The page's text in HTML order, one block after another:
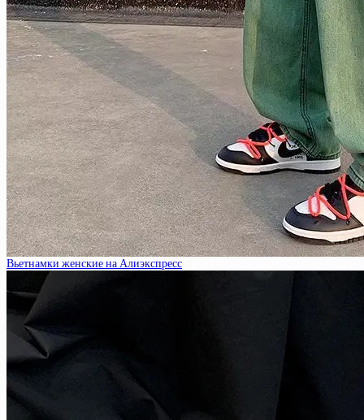
Вьетнамки женские на Алиэкспресс